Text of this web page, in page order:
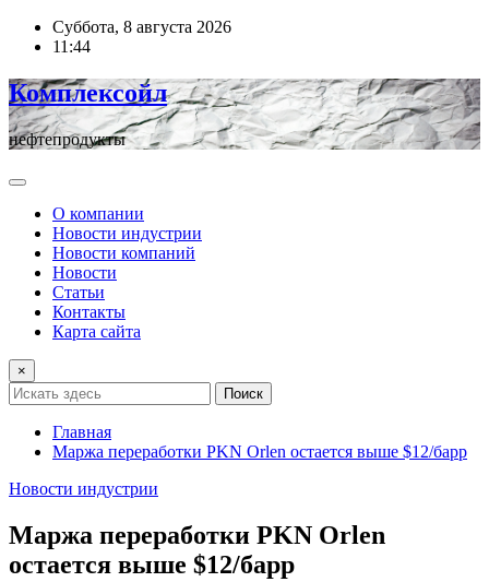
ПерейтиСуббота, 8 августа 2026
11:44
Комплексойл
нефтепродукты
О компании
Новости индустрии
Новости компаний
Новости
Статьи
Контакты
Карта сайта
×
Поиск
Главная
Маржа переработки PKN Orlen остается выше $12/барр
Новости индустрии
Маржа переработки PKN Orlen
остается выше $12/барр